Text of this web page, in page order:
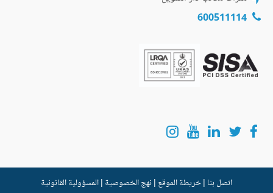
600511114
اتصل بنا |خريطة الموقع |نهج الخصوصية |المسؤولية القانونية